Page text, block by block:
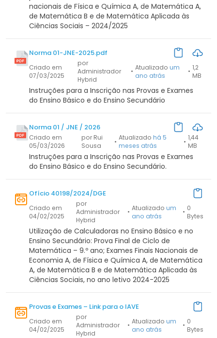
nacionais de Física e Química A, de Matemática A,
de Matemática B e de Matemática Aplicada às
Ciências Sociais – 2024/2025
Norma 01-JNE-2025.pdf
Criado em
07/03/2025
por
Administrador
Hybrid
• Atualizado um
ano atrás
• 1,2
MB
Instruções para a Inscrição nas Provas e Exames
do Ensino Básico e do Ensino Secundário
Norma 01 / JNE / 2026
Criado em
05/03/2026
por Rui
Sousa
• Atualizado há 5
meses atrás
• 1,44
MB
Instruções para a Inscrição nas Provas e Exames
do Ensino Básico e do Ensino Secundário.
Ofício 40198/2024/DGE
Criado em
04/02/2025
por
Administrador
Hybrid
• Atualizado um
ano atrás
• 0
Bytes
Utilização de Calculadoras no Ensino Básico e no
Ensino Secundário: Prova Final de Ciclo de
Matemática – 9.º ano; Exames Finais Nacionais de
Economia A, de Física e Química A, de Matemática
A, de Matemática B e de Matemática Aplicada às
Ciências Sociais, no ano letivo 2024-2025
Provas e Exames – Link para o IAVE
Criado em
04/02/2025
por
Administrador
Hybrid
• Atualizado um
ano atrás
• 0
Bytes